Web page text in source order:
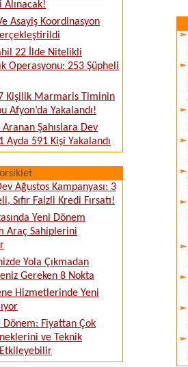
Alınacak!
Asayiş Koordinasyon
22 İlde Nitelikli
Operasyonu: 253 Şüpheli
Kişilik Marmaris Timinin
Afyon’da Yakalandı!
Aranan Şahıslara Dev
Ayda 591 Kişi Yakalandı
Ağustos Kampanyası: 3
Sıfır Faizli Kredi Fırsatı!
Yeni Dönem
Araç Sahiplerini
Yola Çıkmadan
Gereken 8 Nokta
Hizmetlerinde Yeni
Dönem: Fiyattan Çok
ve Teknik